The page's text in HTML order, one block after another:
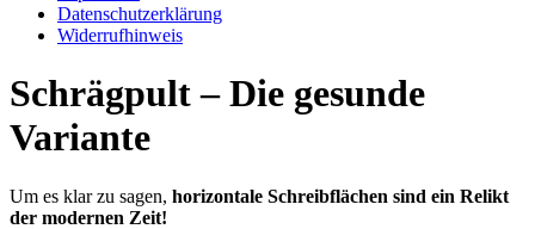
Datenschutzerklärung
Widerrufhinweis
Schrägpult – Die gesunde
Variante
Um es klar zu sagen, horizontale Schreibflächen sind ein Relikt
der modernen Zeit!